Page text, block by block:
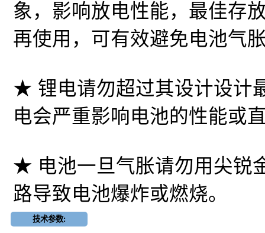
象，影响放电性能，最佳存
再使用，可有效避免电池气
★ 锂电请勿超过其设计设计
电会严重影响电池的性能或
★ 电池一旦气胀请勿用尖锐
路导致电池爆炸或燃烧。
技术参数: